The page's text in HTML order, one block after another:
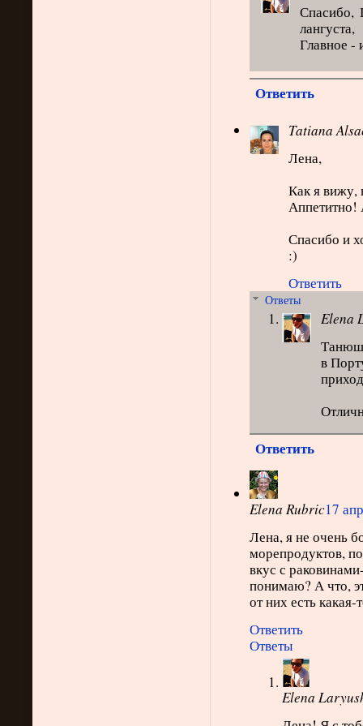
Спасибо,
Главное -
Ответить
Tatiana
Лена,
Как я вижу,
Аппетитно!
Спасибо и
:)
Ответить
Ответы
Elena
в
Ответить
Elena Rubric17
Лена, я не очень
морепродуктов,
вкус с
понимаю? А что,
от них есть какая-
Ответить
Ответы
Elena